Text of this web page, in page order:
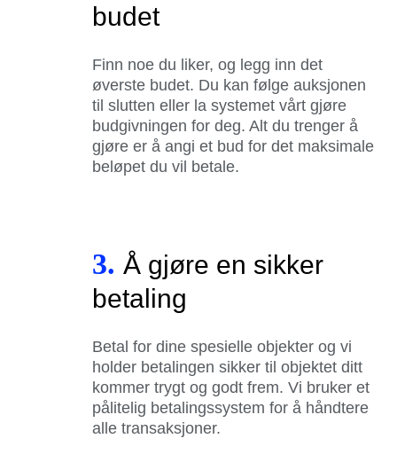
budet
Finn noe du liker, og legg inn det
øverste budet. Du kan følge auksjonen
til slutten eller la systemet vårt gjøre
budgivningen for deg. Alt du trenger å
gjøre er å angi et bud for det maksimale
beløpet du vil betale.
3. Å gjøre en sikker
betaling
Betal for dine spesielle objekter og vi
holder betalingen sikker til objektet ditt
kommer trygt og godt frem. Vi bruker et
pålitelig betalingssystem for å håndtere
alle transaksjoner.